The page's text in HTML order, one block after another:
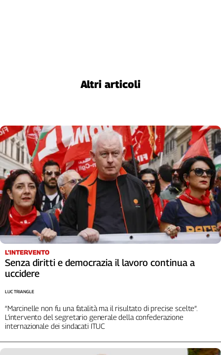
Social
Altri articoli
L'INTERVENTO
Senza diritti e democrazia il lavoro continua a
uccidere
“Marcinelle non fu una fatalità ma il risultato di precise scelte”.
L’intervento del segretario generale della confederazione
internazionale dei sindacati ITUC
LUC TRIANGLE